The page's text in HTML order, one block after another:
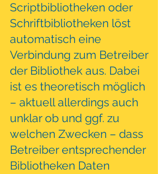
Scriptbibliotheken oder
Schriftbibliotheken löst
automatisch eine
Verbindung zum Betreiber
der Bibliothek aus. Dabei
ist es theoretisch möglich
– aktuell allerdings auch
unklar ob und ggf. zu
welchen Zwecken – dass
Betreiber entsprechender
Bibliotheken Daten